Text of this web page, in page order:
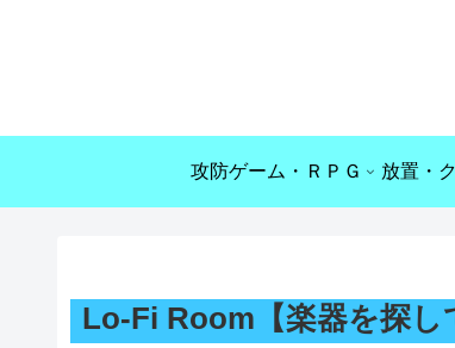
攻防ゲーム・ＲＰＧ 放置・
Lo-Fi Room【楽器を探し